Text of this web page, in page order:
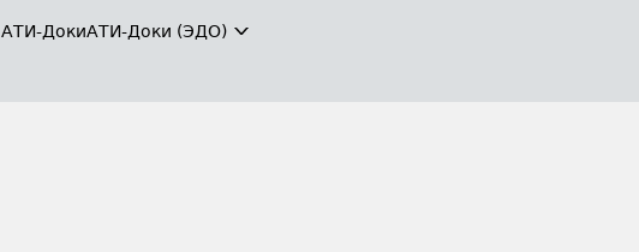
АТИ-ДокиАТИ-Доки (ЭДО)